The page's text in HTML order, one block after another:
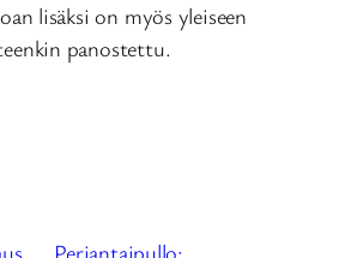
lisäksi on myös yleiseen
panostettu.
Perjantaipullo: